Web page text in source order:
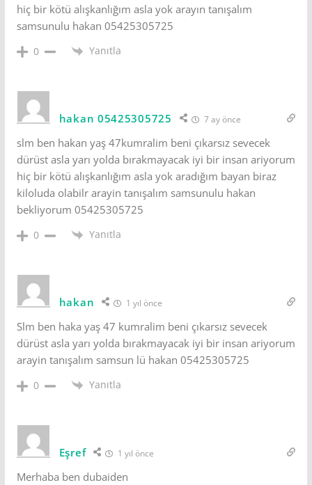
hiç bir kötü alışkanlığım asla yok arayın tanışalım
samsunulu hakan 05425305725
0 Yanıtla
hakan 05425305725 7 ay önce
slm ben hakan yaş 47kumralim beni çıkarsız sevecek
dürüst asla yarı yolda bırakmayacak iyi bir insan ariyorum
hiç bir kötü alışkanlığım asla yok aradığım bayan biraz
kiloluda olabilr arayin tanışalım samsunulu hakan
bekliyorum 05425305725
0 Yanıtla
hakan 1 yıl önce
Slm ben haka yaş 47 kumralim beni çıkarsız sevecek
dürüst asla yarı yolda bırakmayacak iyi bir insan ariyorum
arayin tanışalım samsun lü hakan 05425305725
0 Yanıtla
Eşref 1 yıl önce
Merhaba ben dubaiden